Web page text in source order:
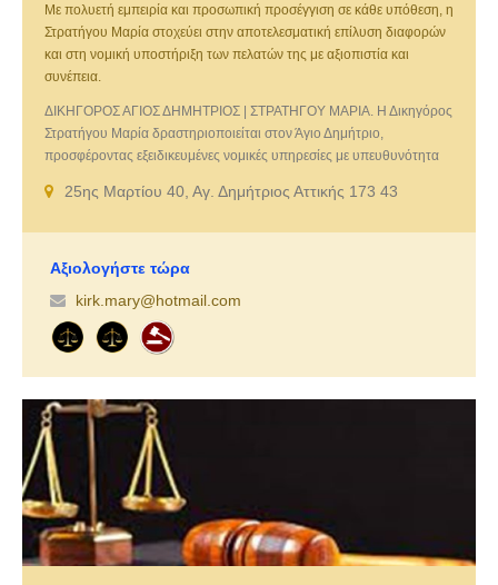
Με πολυετή εμπειρία και προσωπική προσέγγιση σε κάθε υπόθεση, η
Στρατήγου Μαρία στοχεύει στην αποτελεσματική επίλυση διαφορών
και στη νομική υποστήριξη των πελατών της με αξιοπιστία και
συνέπεια.
ΔΙΚΗΓΟΡΟΣ ΑΓΙΟΣ ΔΗΜΗΤΡΙΟΣ | ΣΤΡΑΤΗΓΟΥ ΜΑΡΙΑ. Η Δικηγόρος
Στρατήγου Μαρία δραστηριοποιείται στον Άγιο Δημήτριο,
προσφέροντας εξειδικευμένες νομικές υπηρεσίες με υπευθυνότητα
εργατικού και εμπορικού δικαίου, παρέχοντας νομικές συμβουλές
στοχεύει στην αποτελεσματική επίλυση διαφορών και στη νομική
25ης Μαρτίου 40, Αγ. Δημήτριος Αττικής 173 43
Αξιολογήστε τώρα
kirk.mary@hotmail.com